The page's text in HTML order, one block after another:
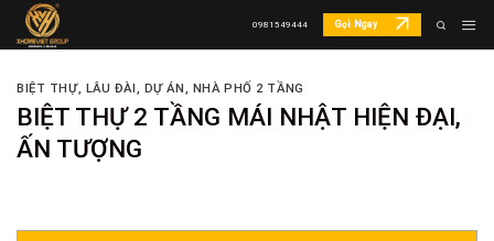
Skip
0981549444 Gọi Ngay
BIỆT THỰ, LÂU ĐÀI, DỰ ÁN, NHÀ PHỐ 2 TẦNG
BIỆT THỰ 2 TẦNG MÁI NHẬT HIỆN ĐẠI,
ẤN TƯỢNG